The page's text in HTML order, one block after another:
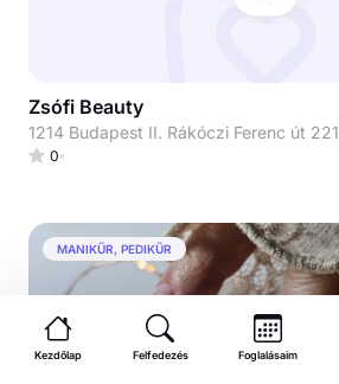
Zsófi Beauty
1214 Budapest II. Rákóczi Ferenc út 221
0
MANIKŰR, PEDIKŰR
Kezdőlap Felfedezés Foglalásaim